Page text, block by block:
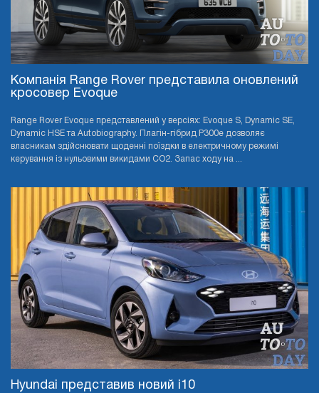
Компанія Range Rover представила оновлений
кросовер Evoque
Range Rover Evoque представлений у версіях: Evoque S, Dynamic SE,
Dynamic HSE та Autobiography. Плагін-гібрид P300e дозволяє
власникам здійснювати щоденні поїздки в електричному режимі
керування із нульовими викидами CO2. Запас ходу на ...
Hyundai представив новий i10